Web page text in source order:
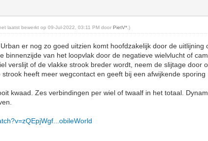
laatst bewerkt op 09-Jul-2022, 03:11 PM doorPietV* .)
er nog zo goed uitzien komt hoofdzakelijk door de uitlijning
binnenzijde van het loopvlak door de negatieve wielvlucht of
verslijt of de vlakke strook breder wordt, neem de slijtage door
heeft meer wegcontact en geeft bij een afwijkende
kwaad. Zes verbindingen per wiel of twaalf in het totaal.